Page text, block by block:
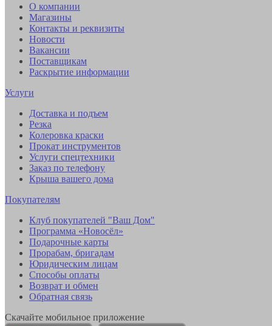
О компании
Магазины
Контакты и реквизиты
Новости
Вакансии
Поставщикам
Раскрытие информации
Услуги
Доставка и подъем
Резка
Колеровка краски
Прокат инструментов
Услуги спецтехники
Заказ по телефону
Крыша вашего дома
Покупателям
Клуб покупателей "Ваш Дом"
Программа «Новосёл»
Подарочные карты
Прорабам, бригадам
Юридическим лицам
Способы оплаты
Возврат и обмен
Обратная связь
Скачайте мобильное приложение